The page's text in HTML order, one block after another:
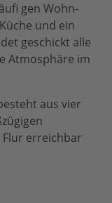
gen Wohn-
und ein
geschickt alle
Atmosphäre im
aus vier
erreichbar